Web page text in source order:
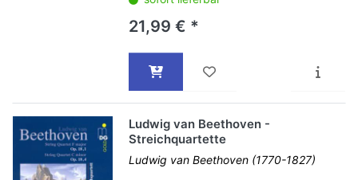
21,99 € *
Ludwig van Beethoven -
Streichquartette
Ludwig van Beethoven (1770-1827)